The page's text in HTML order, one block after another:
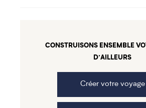
CONSTRUISONS ENSEMBLE
D’AILLEURS
Créer votre voyage